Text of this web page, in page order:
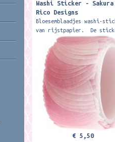
Washi Sticker -
Rico Designs
Bloesemblaadjes washi-
van rijstpapier. De
zijn heel mooi voor het
verfraaien van kaarten,
geschenken, tijdschriften
€ 5,50